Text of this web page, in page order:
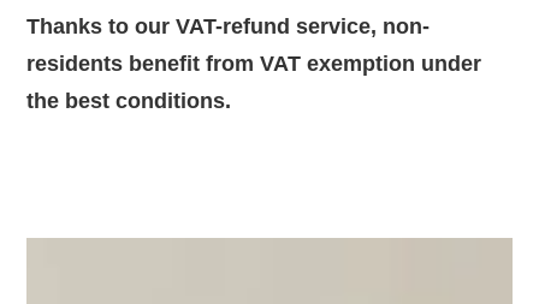
Thanks to our VAT-refund service, non-
residents benefit from VAT exemption under
the best conditions.